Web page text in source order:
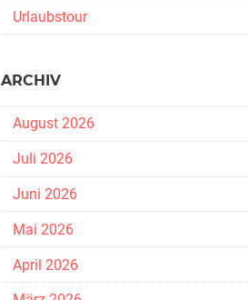
Urlaubstour
ARCHIV
August 2026
Juli 2026
Juni 2026
Mai 2026
April 2026